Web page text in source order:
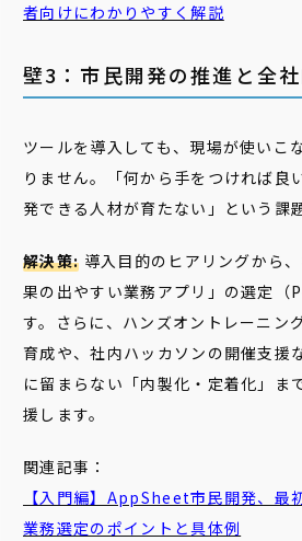
者向けにわかりやすく解説
壁3：市民開発の推進と全
ツールを導入しても、現場が使いこ
りません。「何から手をつければ良
発できる人材が育たない」という課
解決策: 導入目的のヒアリングから
果の出やすい業務アプリ」の選定（
す。さらに、ハンズオントレーニン
育成や、社内ハッカソンの開催支援
に留まらない「内製化・定着化」ま
援します。
関連記事：
【入門編】AppSheet市民開発、最
業務選定のポイントと具体例